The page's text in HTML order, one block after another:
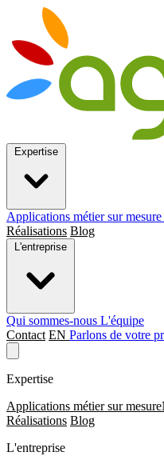
Applications métier sur mesure
Réalisations Blog
Qui sommes-nous L'équipe
Contact EN Parlons de votre
Expertise
Applications métier sur mesure
Réalisations Blog
L'entreprise